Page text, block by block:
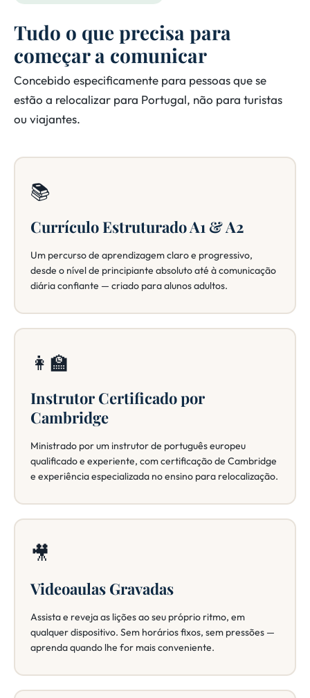
Tudo o que precisa para
começar a comunicar
Concebido especificamente para pessoas que se
estão a relocalizar para Portugal, não para turistas
ou viajantes.
📚
Currículo Estruturado A1 & A2
Um percurso de aprendizagem claro e progressivo,
desde o nível de principiante absoluto até à comunicação
diária confiante — criado para alunos adultos.
👩‍🏫
Instrutor Certificado por
Cambridge
Ministrado por um instrutor de português europeu
qualificado e experiente, com certificação de Cambridge
e experiência especializada no ensino para relocalização.
🎥
Videoaulas Gravadas
Assista e reveja as lições ao seu próprio ritmo, em
qualquer dispositivo. Sem horários fixos, sem pressões —
aprenda quando lhe for mais conveniente.